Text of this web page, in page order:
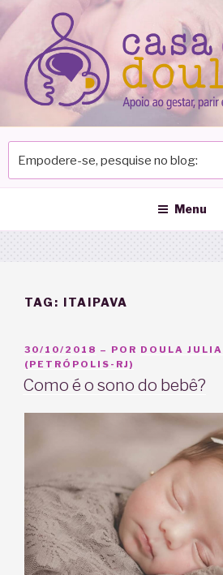
Pular
para
conteúdo
pesquise
blog
Menu
TAG: ITAIPAVA
PUBLICADO
EM
30/10/2018 – POR DOULA
(PETRÓPOLIS-RJ)
Como é o sono do bebê?